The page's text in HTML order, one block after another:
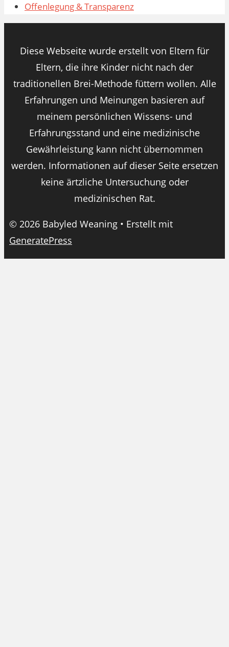
Offenlegung & Transparenz
Diese Webseite wurde erstellt von Eltern für
Eltern, die ihre Kinder nicht nach der
traditionellen Brei-Methode füttern wollen. Alle
Erfahrungen und Meinungen basieren auf
meinem persönlichen Wissens- und
Erfahrungsstand und eine medizinische
Gewährleistung kann nicht übernommen
werden. Informationen auf dieser Seite ersetzen
keine ärtzliche Untersuchung oder
medizinischen Rat.
© 2026 Babyled Weaning • Erstellt mit
GeneratePress